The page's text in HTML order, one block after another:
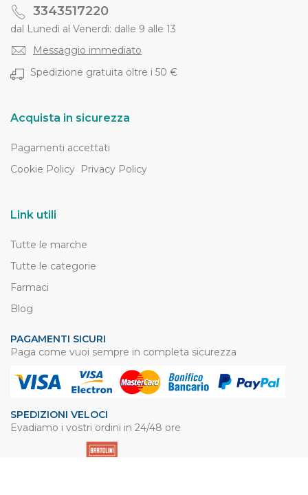
3343517220
dal Lunedì al Venerdì: dalle 9 alle 13
Messaggio immediato
Spedizione gratuita oltre i 50 €
Acquista in sicurezza
Pagamenti accettati
Cookie Policy Privacy Policy
Link utili
Tutte le marche
Tutte le categorie
Farmaci
Blog
PAGAMENTI SICURI
Paga come vuoi sempre in completa sicurezza
SPEDIZIONI VELOCI
Evadiamo i vostri ordini in 24/48 ore